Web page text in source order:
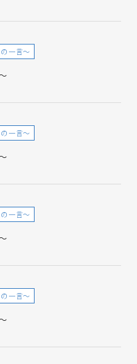
一言～
一言～
一言～
一言～